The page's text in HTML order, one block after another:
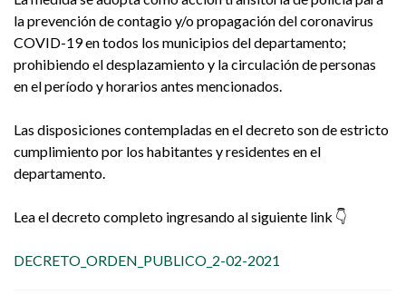
la prevención de contagio y/o propagación del coronavirus
COVID-19 en todos los municipios del departamento;
prohibiendo el desplazamiento y la circulación de personas
en el período y horarios antes mencionados.
Las disposiciones contempladas en el decreto son de estricto
cumplimiento por los habitantes y residentes en el
departamento.
Lea el decreto completo ingresando al siguiente link 👇
DECRETO_ORDEN_PUBLICO_2-02-2021